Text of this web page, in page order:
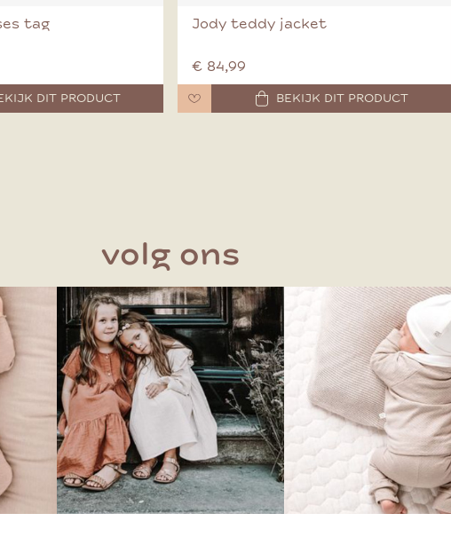
tag
DIT PRODUCT
Jody teddy jacket
€ 84,99
BEKIJK DIT PRODUCT
volg ons